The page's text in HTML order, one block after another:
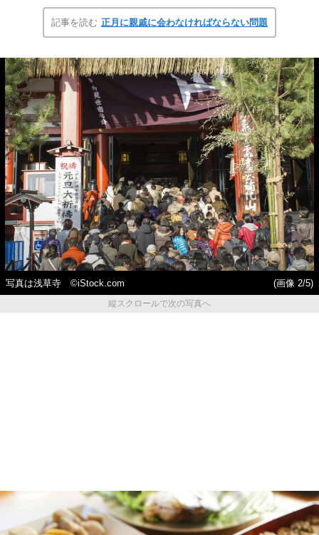
記事を読む 正月に親戚に会わなければならない問題
写真は浅草寺 ©iStock.com
(画像 2/5)
縦スクロールで次の写真へ